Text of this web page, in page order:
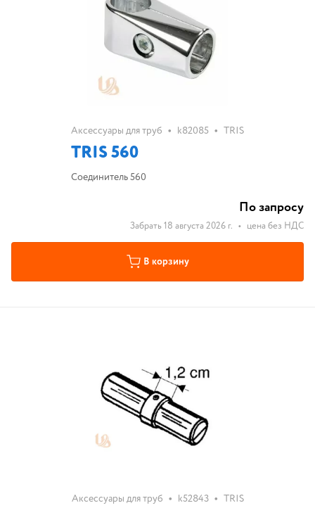
Аксессуары для труб • k82085 • TRIS
TRIS 560
Соединитель 560
По запросу
Забрать 18 августа 2026 г. • цена без НДС
В корзину
Аксессуары для труб • k52843 • TRIS